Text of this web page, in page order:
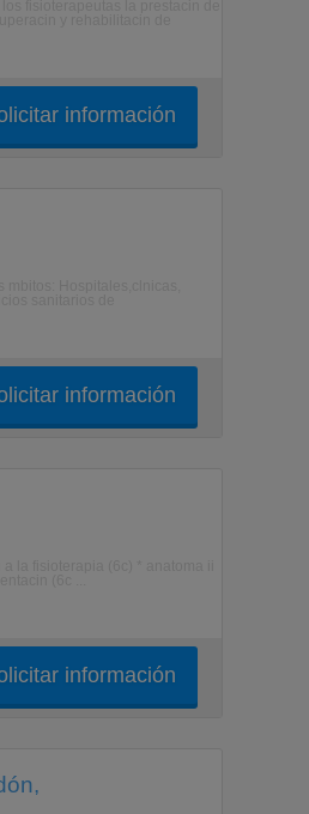
información
información
información